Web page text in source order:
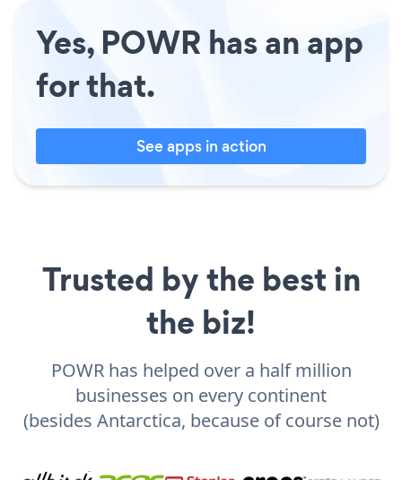
Yes, POWR has an app
for that.
See apps in action
Trusted by the best in
the biz!
POWR has helped over a half million
businesses on every continent
(besides Antarctica, because of course not)